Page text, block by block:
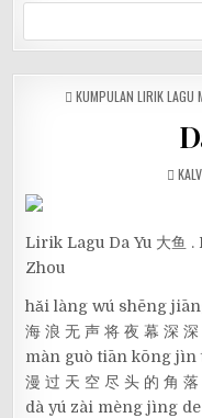
POSTED
KUMPULAN LIRIK LAGU
Lirik Lagu Da Yu 大鱼 .
Zhou
hǎi làng wú shēng
海 浪 无 声 将 夜 幕 深
màn guò tiān kōng jìn
漫 过 天 空 尽 头 的 角 落
dà yú zài mèng jìng